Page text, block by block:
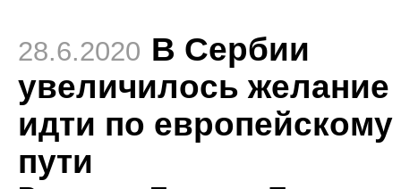
28.6.2020 В Сербии
увеличилось желание
идти по европейскому
пути